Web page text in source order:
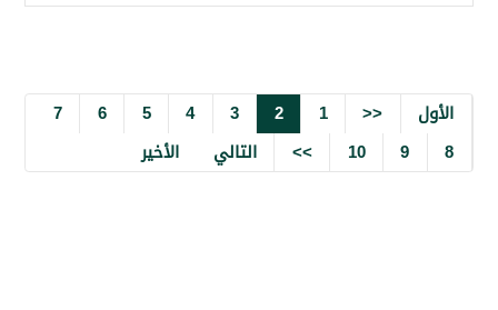
<<
2
3
4
5
6
7
10 التالي الأخير